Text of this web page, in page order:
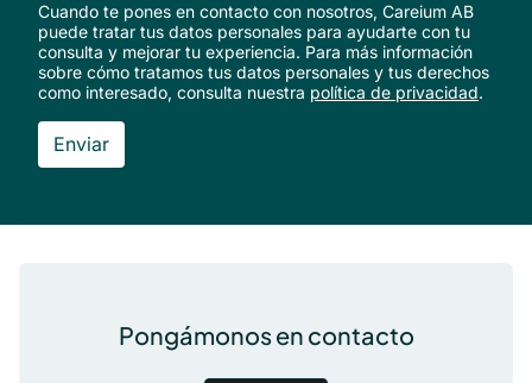
Cuando te pones en contacto con nosotros, Careium AB
puede tratar tus datos personales para ayudarte con tu
consulta y mejorar tu experiencia. Para más información
sobre cómo tratamos tus datos personales y tus derechos
como interesado, consulta nuestra política de privacidad.
Pongámonos en contacto